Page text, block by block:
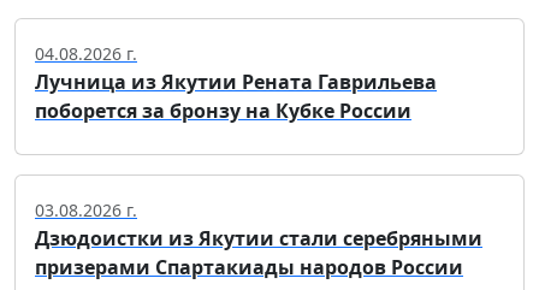
04.08.2026 г.
Лучница из Якутии Рената Гаврильева
поборется за бронзу на Кубке России
03.08.2026 г.
Дзюдоистки из Якутии стали серебряными
призерами Спартакиады народов России